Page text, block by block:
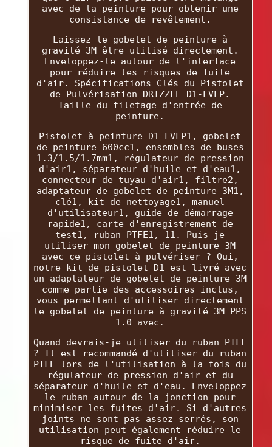
avec de la peinture pour obtenir une
consistance de revêtement.
Laissez le gobelet de peinture à
gravité 3M être utilisé directement.
Enveloppez-le autour de l'interface
pour réduire les risques de fuite
d'air. Spécifications Clés du Pistolet
de Pulvérisation DRIZZLE D1-LVLP.
Taille du filetage d'entrée de
peinture.
Pistolet à peinture D1 LVLP1, gobelet
de peinture 600cc1, ensembles de buses
1.3/1.5/1.7mm1, régulateur de pression
d'air1, séparateur d'huile et d'eau1,
connecteur de tuyau d'air1, filtre2,
adaptateur de gobelet de peinture 3M1,
clé1, kit de nettoyage1, manuel
d'utilisateur1, guide de démarrage
rapide1, carte d'enregistrement de
test1, ruban PTFE1, 11. Puis-je
utiliser mon gobelet de peinture 3M
avec ce pistolet à pulvériser ? Oui,
notre kit de pistolet D1 est livré avec
un adaptateur de gobelet de peinture 3M
comme partie des accessoires inclus,
vous permettant d'utiliser directement
le gobelet de peinture à gravité 3M PPS
1.0 avec.
Quand devrais-je utiliser du ruban PTFE
? Il est recommandé d'utiliser du ruban
PTFE lors de l'utilisation à la fois du
régulateur de pression d'air et du
séparateur d'huile et d'eau. Enveloppez
le ruban autour de la jonction pour
minimiser les fuites d'air. Si d'autres
joints ne sont pas assez serrés, son
utilisation peut également réduire le
risque de fuite d'air.